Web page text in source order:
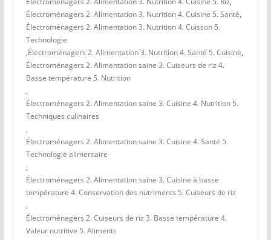
Électroménagers 2. Alimentation 3. Nutrition 4. Cuisine 5. Santé,
Électroménagers 2. Alimentation 3. Nutrition 4. Cuisson 5.
Technologie
,Électroménagers 2. Alimentation 3. Nutrition 4. Santé 5. Cuisine,
Électroménagers 2. Alimentation saine 3. Cuiseurs de riz 4.
Basse température 5. Nutrition
,
Électroménagers 2. Alimentation saine 3. Cuisine 4. Nutrition 5.
Techniques culinaires
,
Électroménagers 2. Alimentation saine 3. Cuisine 4. Santé 5.
Technologie alimentaire
,
Électroménagers 2. Alimentation saine 3. Cuisine à basse
température 4. Conservation des nutriments 5. Cuiseurs de riz
,
Électroménagers 2. Cuiseurs de riz 3. Basse température 4.
Valeur nutritive 5. Aliments